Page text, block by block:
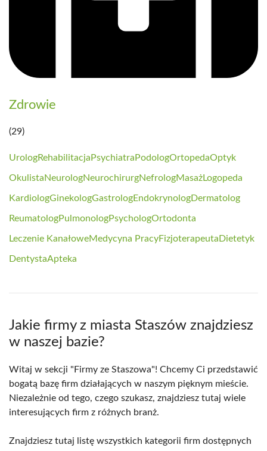
Zdrowie
(29)
UrologRehabilitacja Psychiatra PodologOrtopedaOptyk
OkulistaNeurologNeurochirurgNefrologMasażLogopeda
KardiologGinekologGastrologEndokrynologDermatolog
ReumatologPulmonologPsychologOrtodonta
Leczenie KanałoweMedycyna PracyFizjoterapeuta Dietetyk
DentystaApteka
Jakie firmy z miasta Staszów znajdziesz
w naszej bazie?
Witaj w sekcji "Firmy ze Staszowa"! Chcemy Ci przedstawić
bogatą bazę firm działających w naszym pięknym mieście.
Niezależnie od tego, czego szukasz, znajdziesz tutaj wiele
interesujących firm z różnych branż.
Znajdziesz tutaj listę wszystkich kategorii firm dostępnych